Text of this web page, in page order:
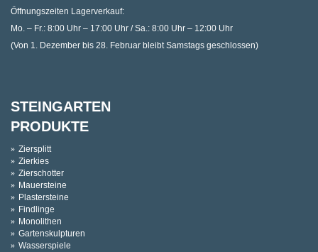
Öffnungszeiten Lagerverkauf:
Mo. – Fr.: 8:00 Uhr – 17:00 Uhr / Sa.: 8:00 Uhr – 12:00 Uhr
(Von 1. Dezember bis 28. Februar bleibt Samstags geschlossen)
STEINGARTEN
PRODUKTE
Ziersplitt
Zierkies
Zierschotter
Mauersteine
Plastersteine
Findlinge
Monolithen
Gartenskulpturen
Wasserspiele